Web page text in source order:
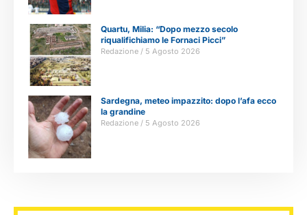
Quartu, Milia: “Dopo mezzo secolo
riqualifichiamo le Fornaci Picci”
Redazione 5 Agosto 2026
Sardegna, meteo impazzito: dopo l’afa ecco
la grandine
Redazione 5 Agosto 2026